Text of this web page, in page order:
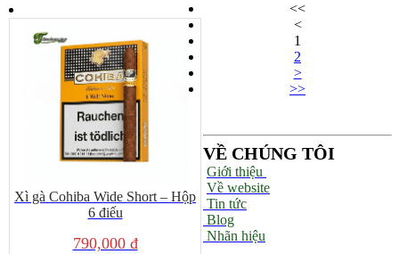
Xì gà Cohiba Wide Short – Hộp
6 điếu
790,000 đ
<<
<
1
2
>
>>
VỀ CHÚNG TÔI
Giới thiệu
Về website
Tin tức
Blog
Nhãn hiệu